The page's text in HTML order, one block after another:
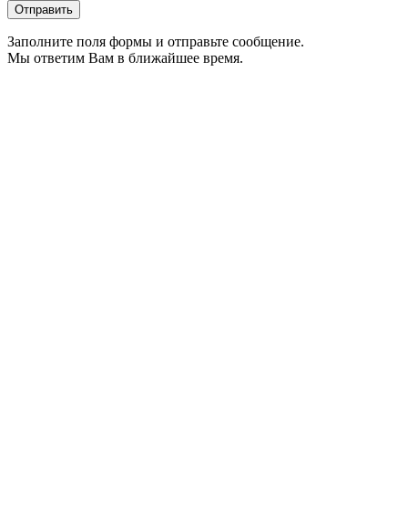
Заполните поля формы и отправьте сообщение.
Мы ответим Вам в ближайшее время.